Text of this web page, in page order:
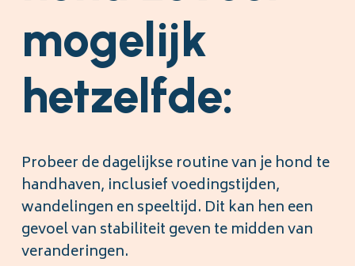
mogelijk
hetzelfde:
Probeer de dagelijkse routine van je hond te
handhaven, inclusief voedingstijden,
wandelingen en speeltijd. Dit kan hen een
gevoel van stabiliteit geven te midden van
veranderingen.